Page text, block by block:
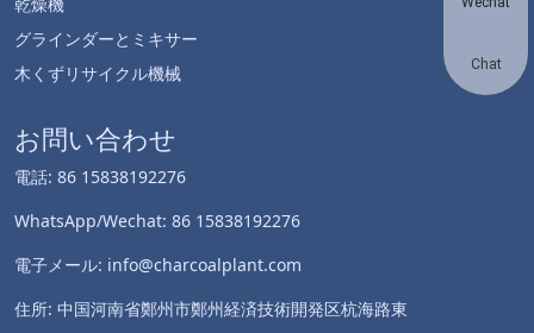
グラインダーとミキサー
木くずリサイクル機械
お問い合わせ
電話: 86 15838192276
WhatsApp/Wechat: 86 15838192276
電子メール: info@charcoalplant.com
住所: 中国河南省鄭州市鄭州経済技術開発区杭海路東
Chat